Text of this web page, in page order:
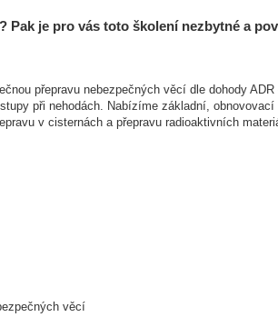
Pak je pro vás toto školení nezbytné a
přepravu nebezpečných věcí dle dohody ADR
při nehodách. Nabízíme základní, obnovovací
v cisternách a přepravu radioaktivních
věcí